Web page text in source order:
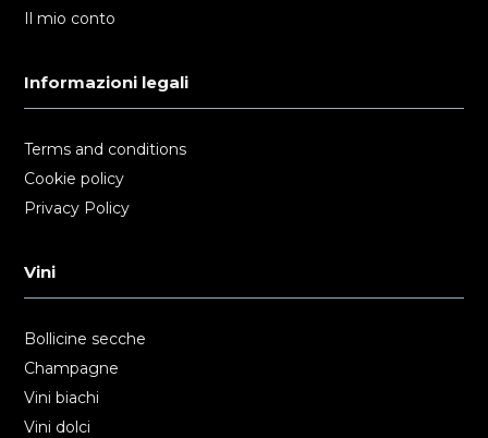
Il mio conto
Informazioni legali
Terms and conditions
Cookie policy
Privacy Policy
Vini
Bollicine secche
Champagne
Vini biachi
Vini dolci